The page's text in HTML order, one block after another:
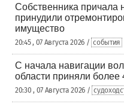
Собственника причала
принудили
имущество
20:45 , 07 Августа 2026 / события
С начала навигации
области приняли более
20:30 , 07 Августа 2026 /